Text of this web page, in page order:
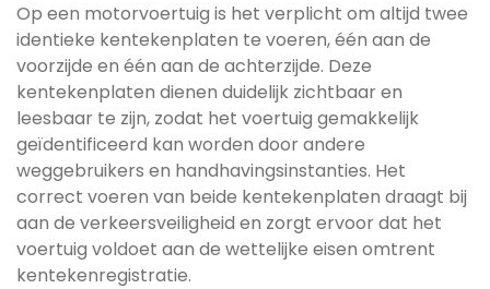
Op een motorvoertuig is het verplicht om altijd twee
identieke kentekenplaten te voeren, één aan de
voorzijde en één aan de achterzijde. Deze
kentekenplaten dienen duidelijk zichtbaar en
leesbaar te zijn, zodat het voertuig gemakkelijk
geïdentificeerd kan worden door andere
weggebruikers en handhavingsinstanties. Het
correct voeren van beide kentekenplaten draagt bij
aan de verkeersveiligheid en zorgt ervoor dat het
voertuig voldoet aan de wettelijke eisen omtrent
kentekenregistratie.